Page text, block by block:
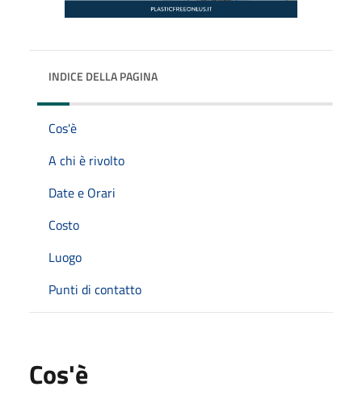
INDICE DELLA PAGINA
Cos'è
A chi è rivolto
Date e Orari
Costo
Luogo
Punti di contatto
Cos'è